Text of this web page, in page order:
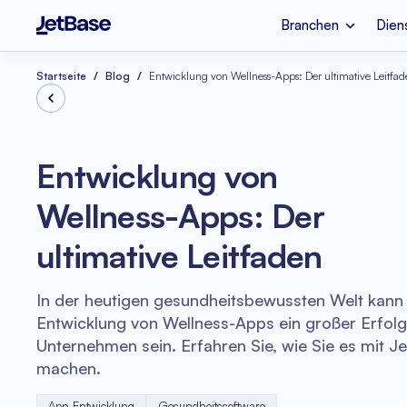
Branchen
Branchen Apple Vision Pro
Cloud-
E-Commerce
Dienstleistungen SaaS-
Legacy-Code-
Software-Code-
Technologien
Startseite Blog Entwicklung von Wellness-Apps: Der ultimative
Entwicklung von
Wellness-Apps: Der
ultimative Leitfaden
In der heutigen gesundheitsbewussten Welt
Entwicklung von Wellness-Apps ein großer
Unternehmen sein. Erfahren Sie, wie Sie es mit
machen.